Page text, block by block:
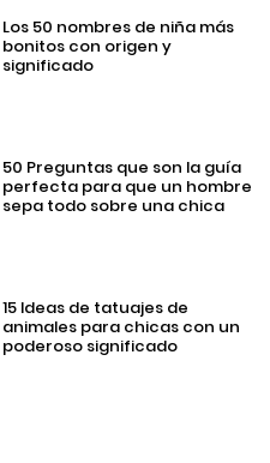
Los 50 nombres de niña más
bonitos con origen y
significado
50 Preguntas que son la guía
perfecta para que un hombre
sepa todo sobre una chica
15 Ideas de tatuajes de
animales para chicas con un
poderoso significado